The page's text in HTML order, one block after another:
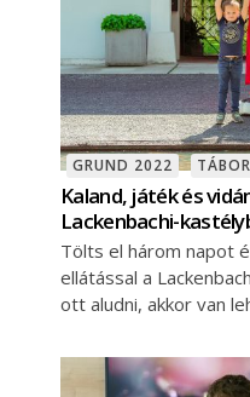
GRUND 2022 TÁBOR
Kaland, játék és
Lackenbachi-
Tölts el három napot
ellátással a
ott aludni, akkor van